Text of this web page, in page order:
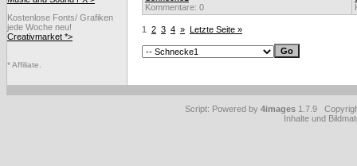
Kostenlose Fonts/ Grafiken
jede Woche neu!
Creativmarket *>
* Affiliate.
Kommentare: 0
1 2 3 4 » Letzte Seite »
Script: Powered by 4images 1.7.9
Inhalte und